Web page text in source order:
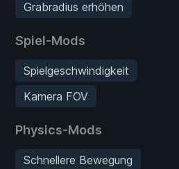
Grabradius erhöhen
Spiel-Mods
Spielgeschwindigkeit
Kamera FOV
Physics-Mods
Schnellere Bewegung